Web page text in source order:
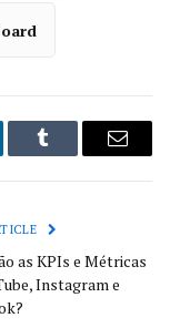
Tumblr Email
as KPIs e Métricas
Instagram e